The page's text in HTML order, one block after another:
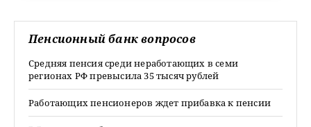
Пенсионный банк вопросов
Средняя пенсия среди неработающих в семи
регионах РФ превысила 35 тысяч рублей
Работающих пенсионеров ждет прибавка к пенсии